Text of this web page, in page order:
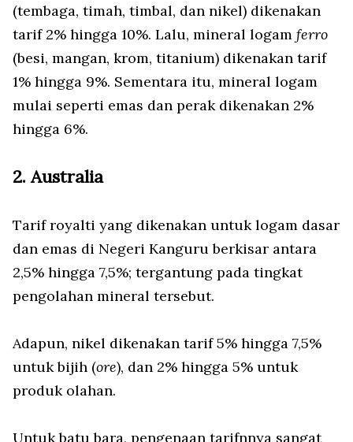
(tembaga, timah, timbal, dan nikel) dikenakan
tarif 2% hingga 10%. Lalu, mineral logam ferro
(besi, mangan, krom, titanium) dikenakan tarif
1% hingga 9%. Sementara itu, mineral logam
mulai seperti emas dan perak dikenakan 2%
hingga 6%.
2. Australia
Tarif royalti yang dikenakan untuk logam dasar
dan emas di Negeri Kanguru berkisar antara
2,5% hingga 7,5%; tergantung pada tingkat
pengolahan mineral tersebut.
Adapun, nikel dikenakan tarif 5% hingga 7,5%
untuk bijih (ore), dan 2% hingga 5% untuk
produk olahan.
Untuk batu bara, pengenaan tarifnnya sangat